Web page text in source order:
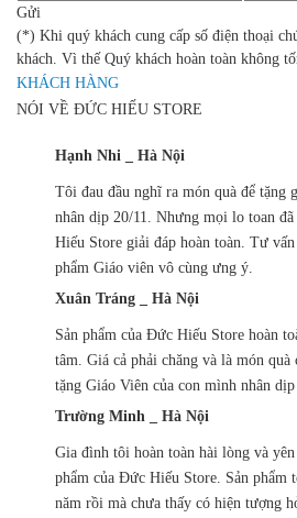
Gửi
(*) Khi quý khách cung cấp số điện thoại
khách. Vì thế Quý khách hoàn toàn không
KHÁCH HÀNG
NÓI VỀ ĐỨC HIẾU STORE
Hạnh Nhi _ Hà Nội
Tôi đau đầu nghĩ ra món quà để tặng
nhân dịp 20/11. Nhưng mọi lo toan
Hiếu Store giải đáp hoàn toàn. Tư
phẩm Giáo viên vô cùng ưng ý.
Xuân Tráng _ Hà Nội
Sản phẩm của Đức Hiếu Store hoàn
tâm. Giá cả phải chăng và là món
tặng Giáo Viên của con mình nhân dịp
Trường Minh _ Hà Nội
Gia đình tôi hoàn toàn hài lòng và yên
phẩm của Đức Hiếu Store. Sản phẩm
năm rồi mà chưa thấy có hiện tượng